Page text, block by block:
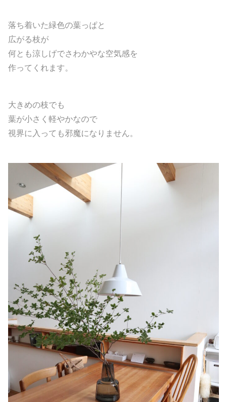
落ち着いた緑色の葉っぱと
広がる枝が
何とも涼しげでさわかやな空気感を
作ってくれます。
大きめの枝でも
葉が小さく軽やかなので
視界に入っても邪魔になりません。